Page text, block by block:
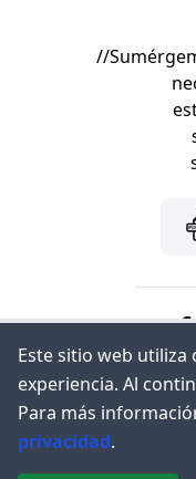
//
Este sitio web
experiencia. Al
Para más
privacidad.